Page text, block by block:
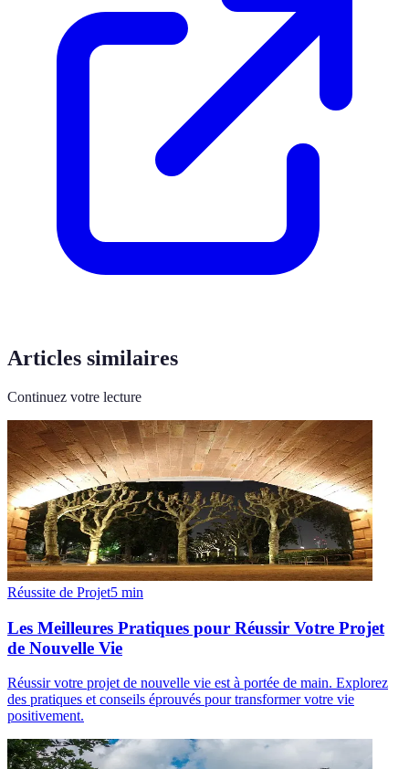
Articles similaires
Continuez votre lecture
Réussite de Projet5 min
Les Meilleures Pratiques pour Réussir Votre Projet
de Nouvelle Vie
Réussir votre projet de nouvelle vie est à portée de main. Explorez
des pratiques et conseils éprouvés pour transformer votre vie
positivement.